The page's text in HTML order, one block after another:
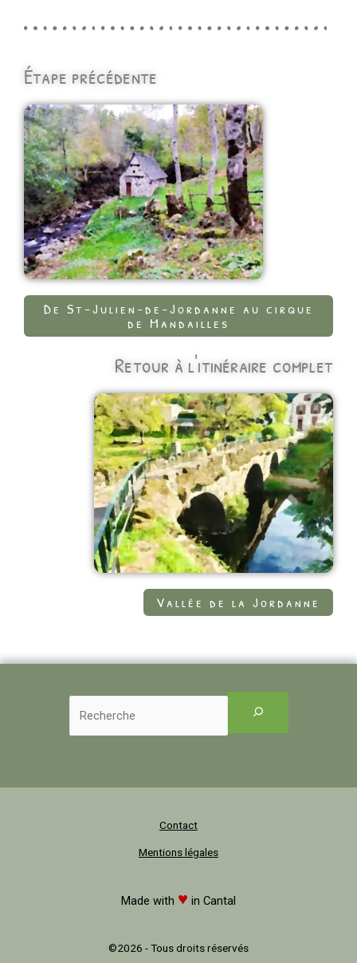
Étape précédente
De St-Julien-de-Jordanne au cirque
de Mandailles
Retour à l'itinéraire complet
Vallée de la Jordanne
Contact
Mentions légales
Made with ♥ in Cantal
©2026 - Tous droits réservés